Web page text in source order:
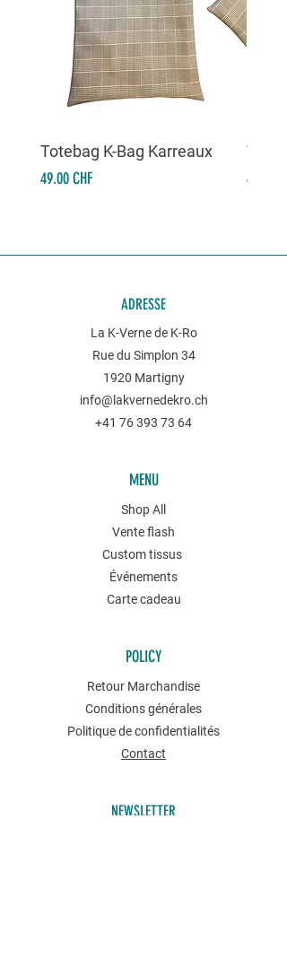
Totebag K-Bag Karreaux
Prix
49.00 CHF Prix
49.00
ADRESSE
La K-Verne de K-Ro
Rue du Simplon 34
1920 Martigny
info@lakvernedekro.ch
+41 76 393 73 64
MENU
Shop All
Vente flash
Custom tissus
Événements
Carte cadeau
POLICY
Retour Marchandise
Conditions générales
Politique de confidentialités
Contact
NEWSLETTER